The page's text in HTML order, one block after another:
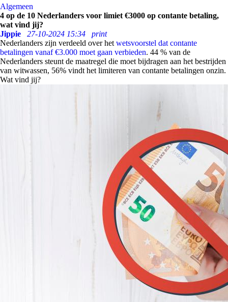
Algemeen
4 op de 10 Nederlanders voor limiet €3000 op contante betaling,
wat vind jij?
Jippie
27-10-2024 15:34
print
Nederlanders zijn verdeeld over het wetsvoorstel dat contante
betalingen vanaf €3.000 moet gaan verbieden. 44 % van de
Nederlanders steunt de maatregel die moet bijdragen aan het bestrijden
van witwassen, 56% vindt het limiteren van contante betalingen onzin.
Wat vind jij?